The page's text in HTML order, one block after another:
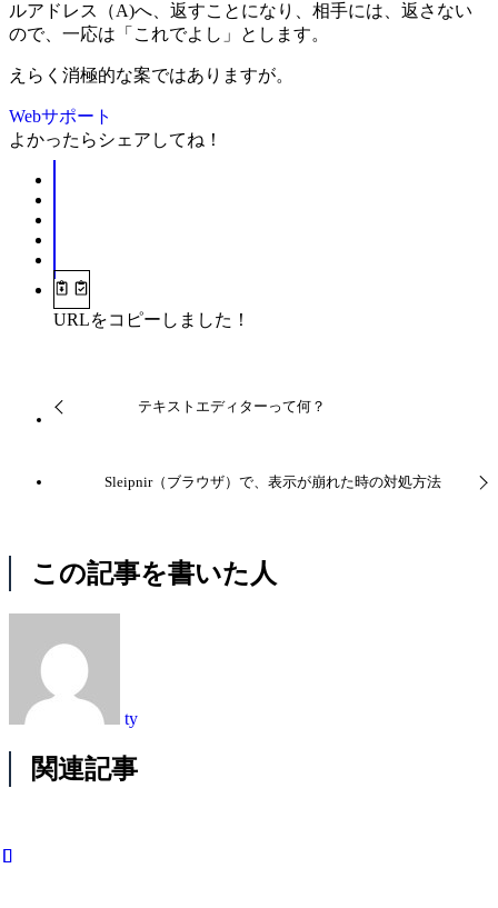
ルアドレス（A)へ、返すことになり、相手には、返さない
ので、一応は「これでよし」とします。
えらく消極的な案ではありますが。
Webサポート
よかったらシェアしてね！
URLをコピーしました！
テキストエディターって何？
Sleipnir（ブラウザ）で、表示が崩れた時の対処方法
この記事を書いた人
ty
関連記事